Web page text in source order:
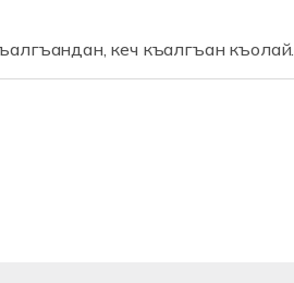
кеч къалгъан къолай.